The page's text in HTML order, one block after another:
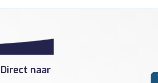
Direct naar